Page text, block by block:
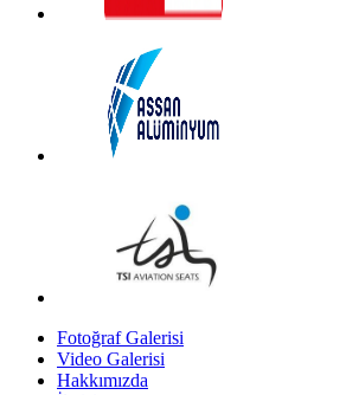
Fotoğraf Galerisi
Video Galerisi
Hakkımızda